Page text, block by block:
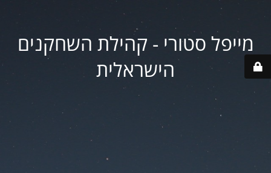
מייפל סטורי - קהילת השחקנים
הישראלית